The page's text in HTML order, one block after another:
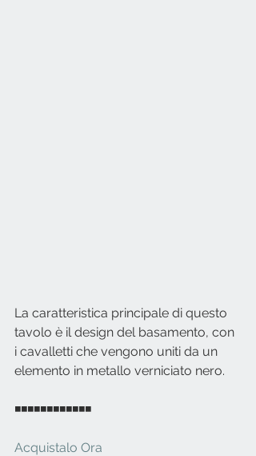
La caratteristica principale di questo
tavolo è il design del basamento, con
i cavalletti che vengono uniti da un
elemento in metallo verniciato nero.
◾◾◾◾◾◾◾◾◾◾◾◾
Acquistalo Ora